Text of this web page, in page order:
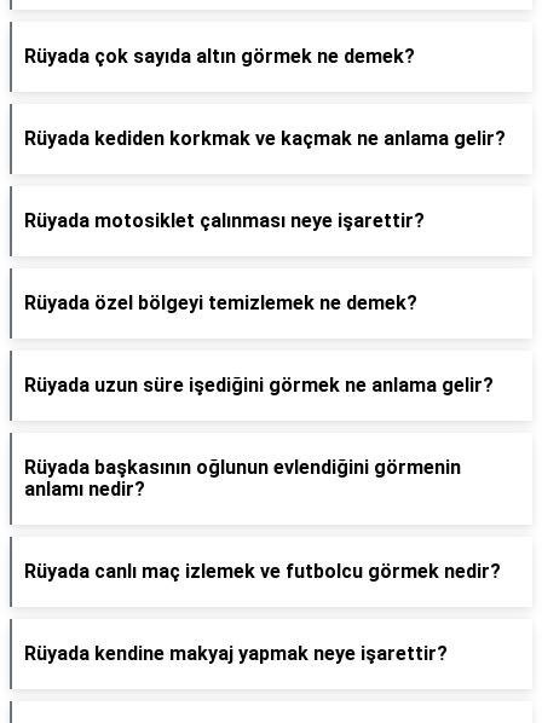
Rüyada çok sayıda altın görmek ne demek?
Rüyada kediden korkmak ve kaçmak ne anlama gelir?
Rüyada motosiklet çalınması neye işarettir?
Rüyada özel bölgeyi temizlemek ne demek?
Rüyada uzun süre işediğini görmek ne anlama gelir?
Rüyada başkasının oğlunun evlendiğini görmenin
anlamı nedir?
Rüyada canlı maç izlemek ve futbolcu görmek nedir?
Rüyada kendine makyaj yapmak neye işarettir?